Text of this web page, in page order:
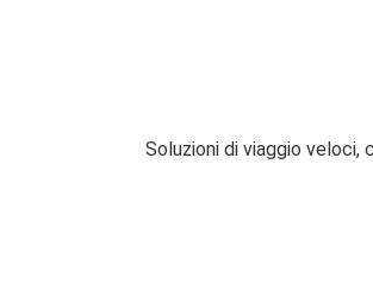
Soluzioni di viaggio veloci,